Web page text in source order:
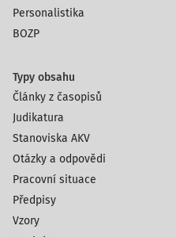
Personalistika
BOZP
Typy obsahu
Články z časopisů
Judikatura
Stanoviska AKV
Otázky a odpovědi
Pracovní situace
Předpisy
Vzory